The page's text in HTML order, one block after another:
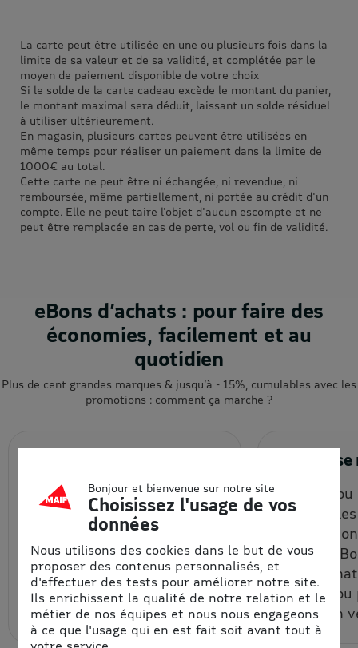
La carte peut être utilisée en une ou plusieurs fois dans la
limite de sa valeur et de sa validité, et complétée par le
moyen de paiement disponible de votre choix
Si le solde de la carte cadeau excède le montant du panier,
le montant maximal sera déduit, laissant un solde résiduel
à utiliser ultérieurement.
En magasin, plusieurs cartes peuvent être utilisées en
même temps pour réaliser un paiement dans la limite de
1000€ au total.
Cette carte ne peut être ni échangée, ni revendue, ni
remboursée, même partiellement, ni portée au crédit d'un
compte. Elle ne peut taire l'objet d'aucun escompte et ne
peut être remplacée en cas de perte, vol ou fin de validité.
eBons d’achats : pour faire des
économies, facilement et au
quotidien
Plus de cent grandes marques & jusqu’à - 15%, cumulables avec les
promotions : comment ça marche ?
Je choisis la quantité et le
montant de mon eBon
d’achat à prix remisé, que je
reçois par email et/ou que
je récupère depuis mon
espace personnel.
2.
En ligne
(vérifier
chaque
bon
un code
code à un
Bonjour et bienvenue sur notre site
Choisissez l'usage de vos
données
Nous utilisons des cookies dans le but de vous
proposer des contenus personnalisés, et
d'effectuer des tests pour améliorer notre site.
Ils enrichissent la qualité de notre relation et le
métier de nos équipes et nous nous engageons
à ce que l'usage qui en est fait soit avant tout à
votre service.